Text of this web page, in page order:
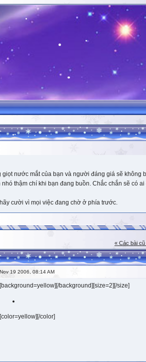
nước mắt của bạn và người đáng giá sẽ không
thậm chí khi bạn đang buồn. Chắc chắn sẽ có
cười vì mọi việc đang chờ ở phía trước.
« Các bài
Nov 19 2006, 08:14 AM
[background=yellow][/background][size=2][/size]
[color=yellow][/color]